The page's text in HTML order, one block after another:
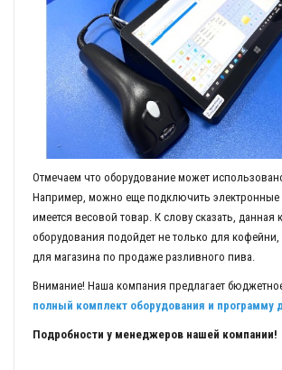
Отмечаем что оборудование может
Например, можно еще подключить электронные
имеется весовой товар. К слову сказать, данная
оборудования подойдет не только для
для магазина по продаже разливного пива.
Внимание! Наша компания предлагает
полный комплект оборудования и программу
Подробности у менеджеров нашей компании!